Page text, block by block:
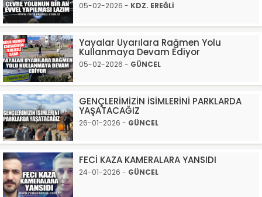
05-02-2026 - KDZ. EREĞLİ
Yayalar Uyarılara Rağmen Yolu
Kullanmaya Devam Ediyor
05-02-2026 - GÜNCEL
GENÇLERİMİZİN İSİMLERİNİ PARKLARDA
YAŞATACAĞIZ
26-01-2026 - GÜNCEL
FECİ KAZA KAMERALARA YANSIDI
24-01-2026 - GÜNCEL